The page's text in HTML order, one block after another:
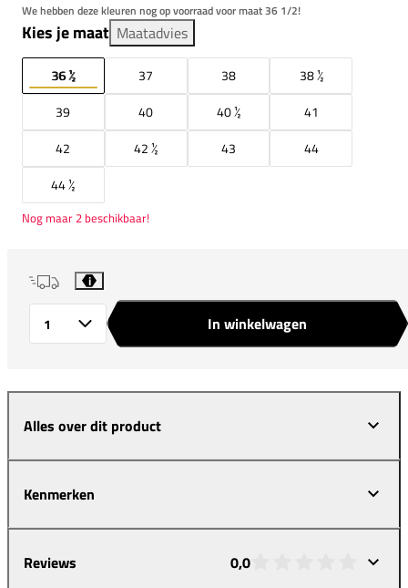
We hebben deze kleuren nog op voorraad voor maat 36 1/2!
Kies je maat Maatadvies
36 ½ 37 38
38 ½
39
40 40 ½
41
42
42 ½ 43
44
44 ½
Nog maar 2 beschikbaar!
i
In winkelwagen
Alles over dit product
Kenmerken
Reviews 0,0